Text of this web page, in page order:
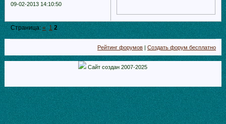
09-02-2013 14:10:50
Страница:« 1 2
Рейтинг форумов |Создать форум бесплатно
Сайт создан 2007-2025